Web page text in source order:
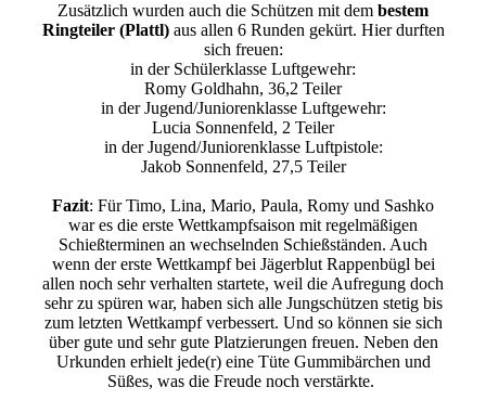
Zusätzlich wurden auch die Schützen mit dem bestem
Ringteiler (Plattl)aus allen 6 Runden gekürt. Hier durften
sich freuen:
in der Schülerklasse Luftgewehr:
Romy Goldhahn, 36,2 Teiler
in der Jugend/Juniorenklasse Luftgewehr:
Lucia Sonnenfeld, 2 Teiler
in der Jugend/Juniorenklasse Luftpistole:
Jakob Sonnenfeld, 27,5 Teiler
Fazit: Für Timo, Lina, Mario, Paula, Romy und Sashko
war es die erste Wettkampfsaison mit regelmäßigen
Schießterminen an wechselnden Schießständen. Auch
wenn der erste Wettkampf bei Jägerblut Rappenbügl bei
allen noch sehr verhalten startete, weil die Aufregung doch
sehr zu spüren war, haben sich alle Jungschützen stetig bis
zum letzten Wettkampf verbessert. Und so können sie sich
über gute und sehr gute Platzierungen freuen. Neben den
Urkunden erhielt jede(r) eine Tüte Gummibärchen und
Süßes, was die Freude noch verstärkte.